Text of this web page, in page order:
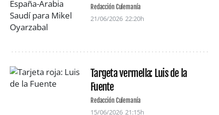
Redacción Culemanía
21/06/2026 22:20h
Targeta vermella: Luis de la
Fuente
Redacción Culemanía
15/06/2026 21:15h